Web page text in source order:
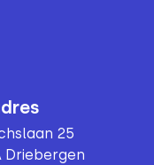
25
Driebergen